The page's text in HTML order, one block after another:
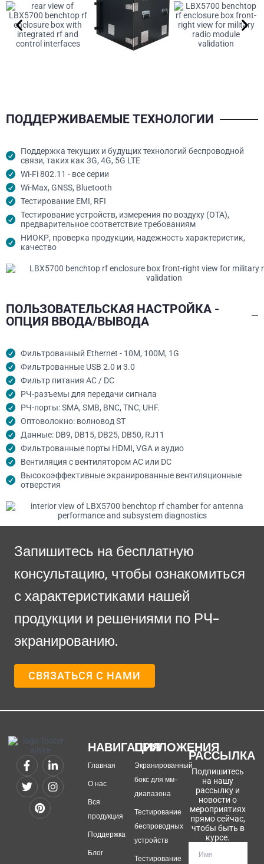
ПОДДЕРЖИВАЕМЫЕ ТЕХНОЛОГИИ
Поддержка текущих и будущих технологий беспроводной
связи, таких как 3G, 4G, 5G LTE
Wi-Fi 802.11 - все серии
Wi-Max, GNSS, Bluetooth
Тестирование EMI, RFI
Тестирование устройств, измерения по воздуху (OTA),
предварительное соответствие требованиям
НИОКР, проверка продукции, надежность характеристик,
качество
ПОЛЬЗОВАТЕЛЬСКАЯ НАСТРОЙКА -
ОПЦИЯ ВВОДА/ВЫВОДА
Фильтрованный Ethernet - 10M, 100M, 1G
Фильтрованные USB 2.0 и 3.0
Фильтр питания AC / DC
РЧ-разъемы для передачи сигнала
РЧ-порты: SMA, SMB, BNC, TNC, UHF.
Оптоволокно: волновод ST
Данные: DB9, DB15, DB25, DB50, RJ11
Фильтрованные порты HDMI, VGA и аудио
Вентиляция с вентилятором AC или DC
Высокоэффективные экранированные вентиляционные
отверстия
Запишитесь на бесплатную
консультацию, чтобы ознакомиться
с характеристиками нашей
продукции и решениями по РЧ-
экранированию.
СВЯЗАТЬСЯ С НАМИ
НАВИГАЦИЯ
Главная
О нас
Вся
продукция
Поддержка
Блог
ПРИЛОЖЕНИЯ
Экранированный
бокс для мм-
диапазона
Тестирование
беспроводных
устройств
Тестирование
РАССЫЛКА
Подпишитесь
на нашу
рассылку и
новости о
мероприятиях
прямо сейчас,
чтобы быть в
курсе.